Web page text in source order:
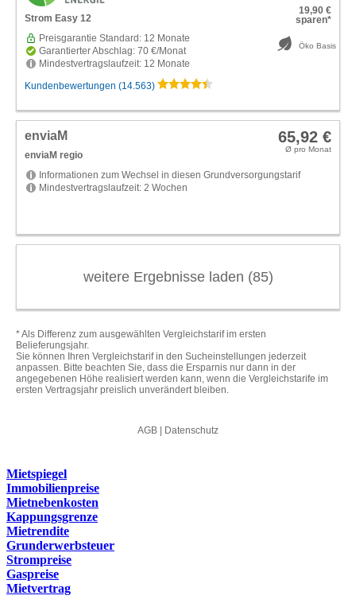
Mietspiegel
Immobilienpreise
Mietnebenkosten
Kappungsgrenze
Mietrendite
Grunderwerbsteuer
Strompreise
Gaspreise
Mietvertrag